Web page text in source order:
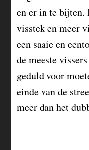
en er in te bijten.
visstek en meer
een saaie en
de meeste
geduld voor
einde van de
meer dan het